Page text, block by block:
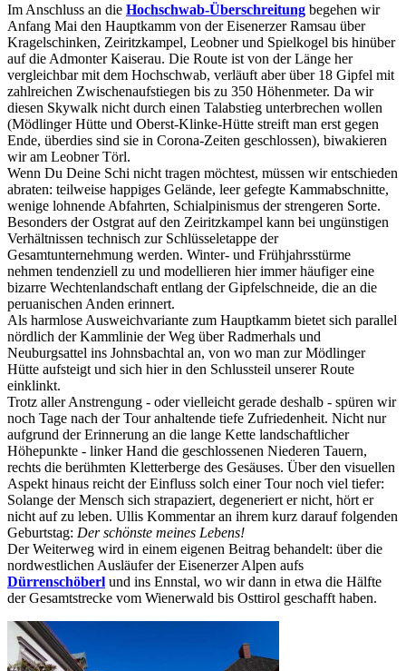
Im Anschluss an die Hochschwab-Überschreitung begehen wir
Anfang Mai den Hauptkamm von der Eisenerzer Ramsau über
Kragelschinken, Zeiritzkampel, Leobner und Spielkogel bis hinüber
auf die Admonter Kaiserau. Die Route ist von der Länge her
vergleichbar mit dem Hochschwab, verläuft aber über 18 Gipfel mit
zahlreichen Zwischenaufstiegen bis zu 350 Höhenmeter. Da wir
diesen Skywalk nicht durch einen Talabstieg unterbrechen wollen
(Mödlinger Hütte und Oberst-Klinke-Hütte streift man erst gegen
Ende, überdies sind sie in Corona-Zeiten geschlossen), biwakieren
wir am Leobner Törl.
Wenn Du Deine Schi nicht tragen möchtest, müssen wir entschieden
abraten: teilweise happiges Gelände, leer gefegte Kammabschnitte,
wenige lohnende Abfahrten, Schialpinismus der strengeren Sorte.
Besonders der Ostgrat auf den Zeiritzkampel kann bei ungünstigen
Verhältnissen technisch zur Schlüsseletappe der
Gesamtunternehmung werden. Winter- und Frühjahrsstürme
nehmen tendenziell zu und modellieren hier immer häufiger eine
bizarre Wechtenlandschaft entlang der Gipfelschneide, die an die
peruanischen Anden erinnert.
Als harmlose Ausweichvariante zum Hauptkamm bietet sich parallel
nördlich der Kammlinie der Weg über Radmerhals und
Neuburgsattel ins Johnsbachtal an, von wo man zur Mödlinger
Hütte aufsteigt und sich hier in den Schlussteil unserer Route
einklinkt.
Trotz aller Anstrengung - oder vielleicht gerade deshalb - spüren wir
noch Tage nach der Tour anhaltende tiefe Zufriedenheit. Nicht nur
aufgrund der Erinnerung an die lange Kette landschaftlicher
Höhepunkte - linker Hand die geschlossenen Niederen Tauern,
rechts die berühmten Kletterberge des Gesäuses. Über den visuellen
Aspekt hinaus reicht der Einfluss solch einer Tour noch viel tiefer:
Solange der Mensch sich strapaziert, degeneriert er nicht, hört er
nicht auf zu leben. Ullis Kommentar an ihrem kurz darauf folgenden
Geburtstag: Der schönste meines Lebens!
Der Weiterweg wird in einem eigenen Beitrag behandelt: über die
nordwestlichen Ausläufer der Eisenerzer Alpen aufs
Dürrenschöberl und ins Ennstal, wo wir dann in etwa die Hälfte
der Gesamtstrecke vom Wienerwald bis Osttirol geschafft haben.